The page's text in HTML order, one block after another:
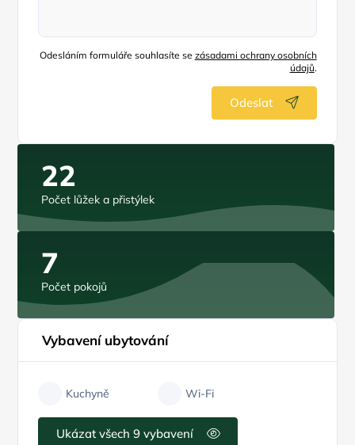
Odesláním formuláře souhlasíte se zásadami ochrany osobních
údajů.
Odeslat
22
Počet lůžek a přistýlek
7
Počet pokojů
Vybavení ubytování
Kuchyně Wi-Fi
Ukázat všech 9 vybavení